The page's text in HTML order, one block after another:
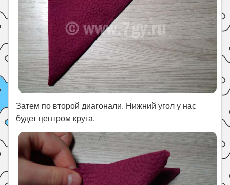
Затем по второй диагонали. Нижний угол у нас
будет центром круга.